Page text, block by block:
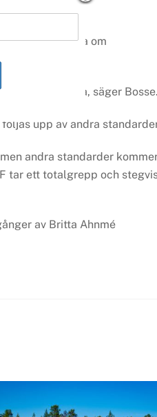
att prata om
mycket bra, säger Bosse.
upp av andra
andra standarder
tar ett totalgrepp och
av Britta Ahnmé